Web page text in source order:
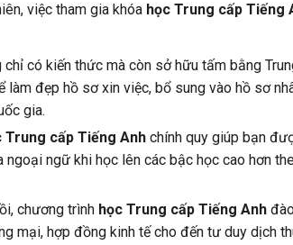
việc tham gia khóa học Trung cấp Tiếng
có kiến thức mà còn sở hữu tấm bằng
làm đẹp hồ sơ xin việc, bổ sung vào hồ sơ
gia.
Trung cấp Tiếng Anhchính quy giúp bạn
ngữ khi học lên các bậc học cao hơn
chương trình học Trung cấp Tiếng Anh
mại, hợp đồng kinh tế cho đến tư duy dịch